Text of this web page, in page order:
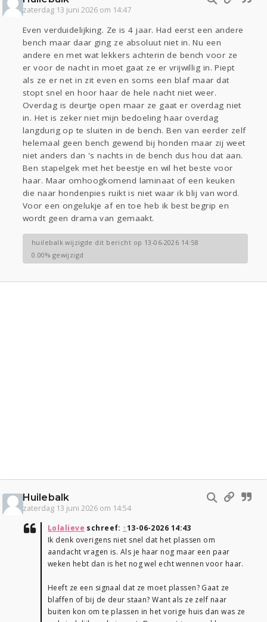
zaterdag 13 juni 2026 om 14:47
Even verduidelijking. Ze is 4 jaar. Had eerst een andere
bench maar daar ging ze absoluut niet in. Nu een
andere en met wat lekkers achterin de bench voor ze
er voor de nacht in moet gaat ze er vrijwillig in. Piept
als ze er net in zit even en soms een blaf maar dat
stopt snel en hoor haar de hele nacht niet weer.
Overdag is deurtje open maar ze gaat er overdag niet
in. Het is zeker niet mijn bedoeling haar overdag
langdurig op te sluiten in de bench. Ben van eerder zelf
helemaal geen bench gewend bij honden maar zij weet
niet anders dan 's nachts in de bench dus hou dat aan.
Ben stapelgek met het beestje en wil het beste voor
haar. Maar omhoogkomend laminaat of een keuken
die naar hondenpies ruikt is niet waar ik blij van word.
Voor een ongelukje af en toe heb ik best begrip en
wordt geen drama van gemaakt.
huilebalk wijzigde dit bericht op 13-06-2026 14:58
0.00% gewijzigd
Huilebalk
zaterdag 13 juni 2026 om 14:54
Lolalieve schreef: ↑13-06-2026 14:43
Ik denk overigens niet snel dat het plassen om
aandacht vragen is. Als je haar nog maar een paar
weken hebt dan is het nog wel echt wennen voor haar.
Heeft ze een signaal dat ze moet plassen? Gaat ze
blaffen of bij de deur staan? Want als ze zelf naar
buiten kon om te plassen in het vorige huis dan was ze